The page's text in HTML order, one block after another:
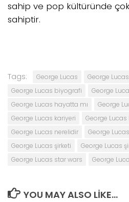
sahip ve pop kültüründe
sahiptir.
Tags: George Lucas
George
George Lucas biyografi
George
George Lucas hayatta mı
George
George Lucas kariyeri
George
George Lucas nerelidir
George
George Lucas şirketi
George Lucas
George Lucas star wars
George
YOU MAY ALSO LIKE...